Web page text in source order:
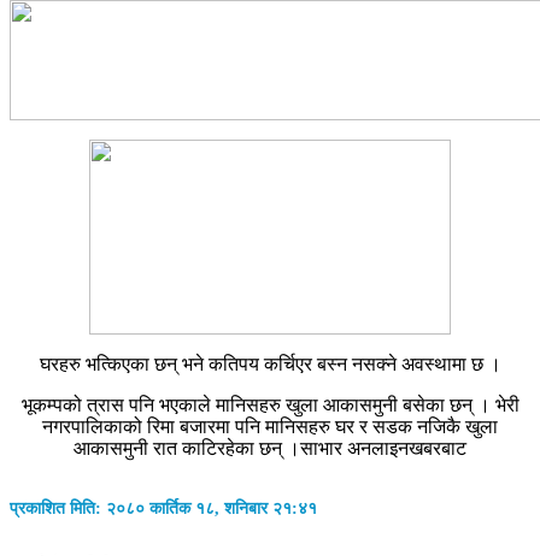
घरहरु भत्किएका छन् भने कतिपय कर्चिएर बस्न नसक्ने अवस्थामा छ ।
भूकम्पको त्रास पनि भएकाले मानिसहरु खुला आकासमुनी बसेका छन् । भेरी
नगरपालिकाको रिमा बजारमा पनि मानिसहरु घर र सडक नजिकै खुला
आकासमुनी रात काटिरहेका छन् ।साभार अनलाइनखबरबाट
प्रकाशित मिति: २०८० कार्तिक १८, शनिबार २१:४१